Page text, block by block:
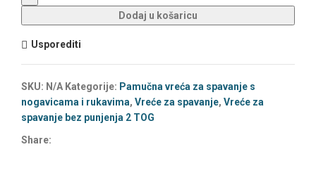
Dodaj u košaricu
Usporediti
SKU: N/A Kategorije: Pamučna vreća za spavanje s
nogavicama i rukavima, Vreće za spavanje, Vreće za
spavanje bez punjenja 2 TOG
Share: